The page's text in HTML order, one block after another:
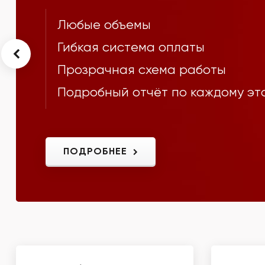
Любые объемы
Гибкая система оплаты
Прозрачная схема работы
Подробный отчёт по каждому
ПОДРОБНЕЕ